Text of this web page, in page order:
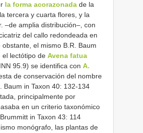
la forma acorazonada de la
tercera y cuarta flores, y la
–de amplia distribución–, con
del callo redondeada en
el mismo B.R. Baum
el lectótipo de Avena fatua
95.9) se identifica con A.
de conservación del nombre
Baum in Taxon 40: 132-134
principalmente por
en un criterio taxonómico
in Taxon 43: 114
monógrafo, las plantas de